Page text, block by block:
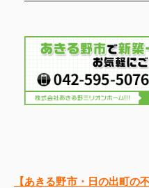
【あきる野市・日の出町の